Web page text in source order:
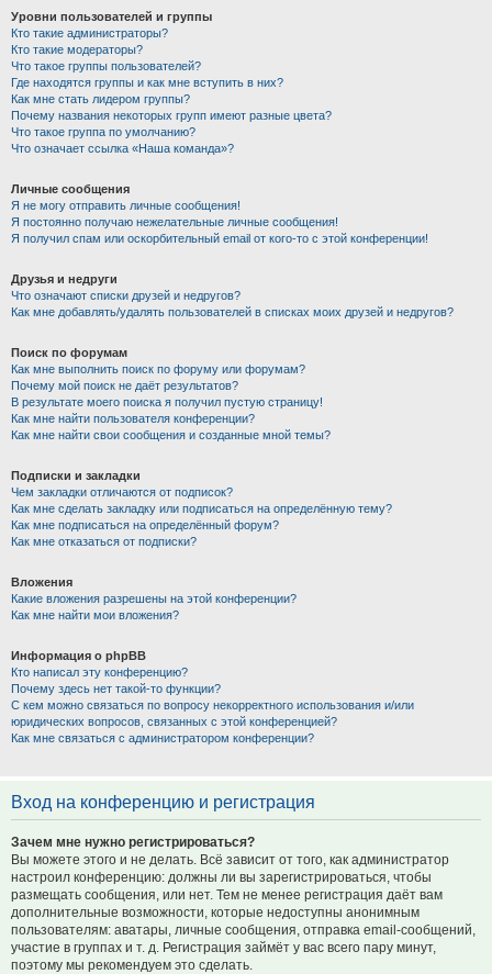
Уровни пользователей и группы
Кто такие администраторы?
Кто такие модераторы?
Что такое группы пользователей?
Где находятся группы и как мне вступить в них?
Как мне стать лидером группы?
Почему названия некоторых групп имеют разные цвета?
Что такое группа по умолчанию?
Что означает ссылка «Наша команда»?
Личные сообщения
Я не могу отправить личные сообщения!
Я постоянно получаю нежелательные личные сообщения!
Я получил спам или оскорбительный email от кого-то с этой конференции!
Друзья и недруги
Что означают списки друзей и недругов?
Как мне добавлять/удалять пользователей в списках моих друзей и недругов?
Поиск по форумам
Как мне выполнить поиск по форуму или форумам?
Почему мой поиск не даёт результатов?
В результате моего поиска я получил пустую страницу!
Как мне найти пользователя конференции?
Как мне найти свои сообщения и созданные мной темы?
Подписки и закладки
Чем закладки отличаются от подписок?
Как мне сделать закладку или подписаться на определённую тему?
Как мне подписаться на определённый форум?
Как мне отказаться от подписки?
Вложения
Какие вложения разрешены на этой конференции?
Как мне найти мои вложения?
Информация о phpBB
Кто написал эту конференцию?
Почему здесь нет такой-то функции?
С кем можно связаться по вопросу некорректного использования и/или
юридических вопросов, связанных с этой конференцией?
Как мне связаться с администратором конференции?
Вход на конференцию и регистрация
Зачем мне нужно регистрироваться?
Вы можете этого и не делать. Всё зависит от того, как администратор
настроил конференцию: должны ли вы зарегистрироваться, чтобы
размещать сообщения, или нет. Тем не менее регистрация даёт вам
дополнительные возможности, которые недоступны анонимным
пользователям: аватары, личные сообщения, отправка email-сообщений,
участие в группах и т. д. Регистрация займёт у вас всего пару минут,
поэтому мы рекомендуем это сделать.